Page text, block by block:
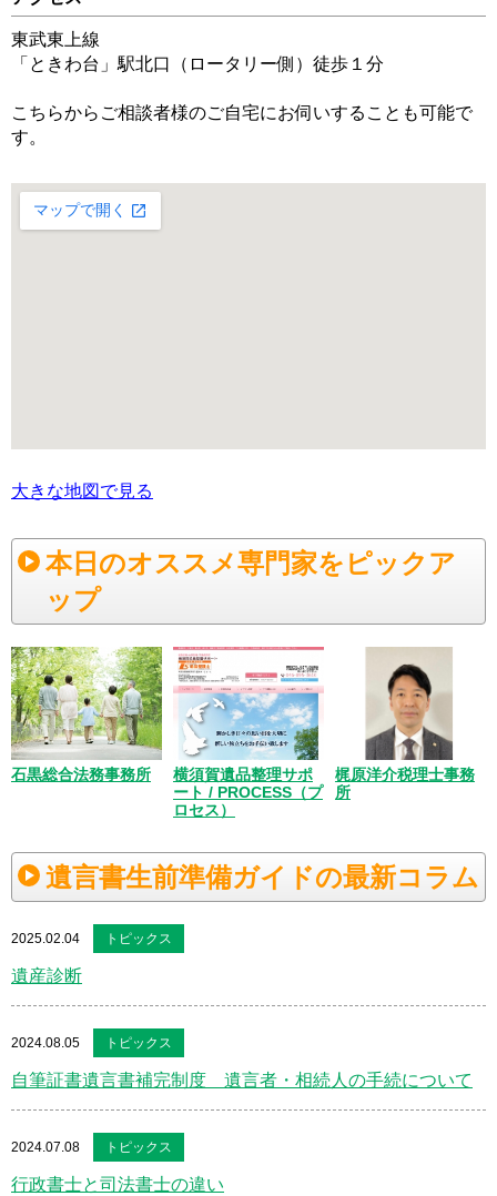
東武東上線
「ときわ台」駅北口（ロータリー側）徒歩１分
こちらからご相談者様のご自宅にお伺いすることも可能で
す。
大きな地図で見る
本日のオススメ専門家をピックア
ップ
石黒総合法務事務所
横須賀遺品整理サポ
ート / PROCESS（プ
ロセス）
梶原洋介税理士事務
所
遺言書生前準備ガイドの最新コラム
2025.02.04 トピックス
遺産診断
2024.08.05 トピックス
自筆証書遺言書補完制度 遺言者・相続人の手続について
2024.07.08 トピックス
行政書士と司法書士の違い